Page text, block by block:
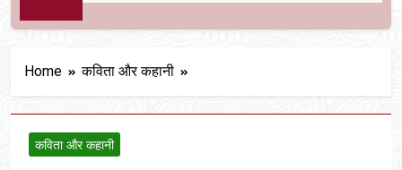
Home कविता और कहानी
कविता और कहानी